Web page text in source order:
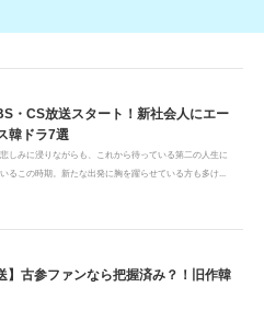
・CS放送スタート！新社会人にエー
韓ドラ7選
しみに浸りながらも、これから待っている第二の人生に
るこの時期。新たな出発に胸を躍らせている方も多け...
】古参ファンなら把握済み？！旧作韓